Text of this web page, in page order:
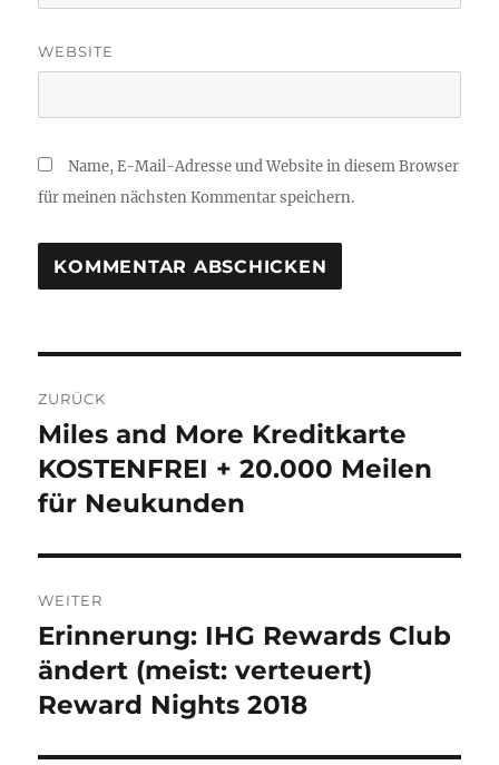
WEBSITE
Name, E-Mail-Adresse und Website in diesem Browser
für meinen nächsten Kommentar speichern.
ZURÜCK
Vorheriger
Beitrag:
Miles and More Kreditkarte
KOSTENFREI + 20.000 Meilen
für Neukunden
WEITER
Nächster
Beitrag:
Erinnerung: IHG Rewards Club
ändert (meist: verteuert)
Reward Nights 2018